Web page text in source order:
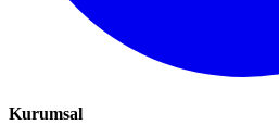
Kurumsal